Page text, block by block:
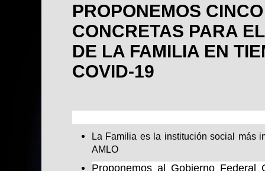
PROPONEMOS
CONCRETAS PARA
DE LA FAMILIA EN
COVID-19
La Familia es la institución social más
AMLO
Proponemos al Gobierno Federal